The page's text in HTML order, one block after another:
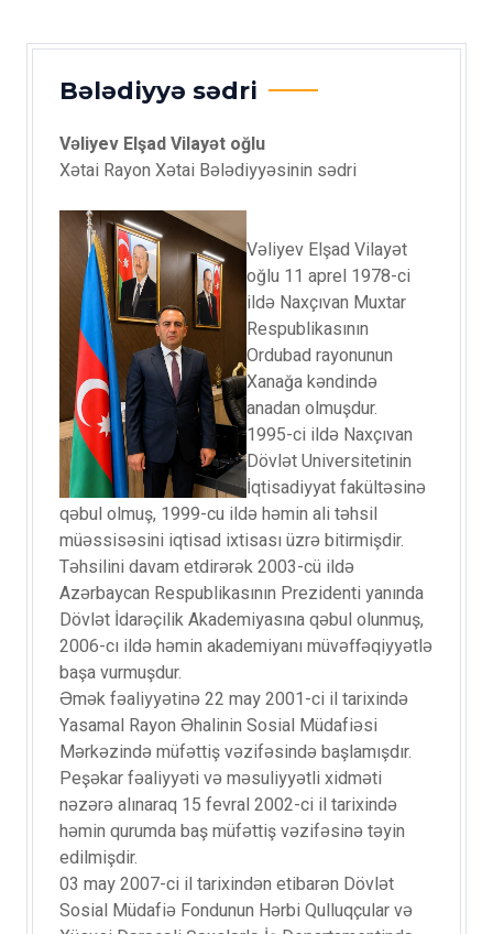
Bələdiyyə sədri
Vəliyev Elşad Vilayət oğlu
Xətai Rayon Xətai Bələdiyyəsinin sədri
Vəliyev Elşad Vilayət
oğlu 11 aprel 1978-ci
ildə Naxçıvan Muxtar
Respublikasının
Ordubad rayonunun
Xanağa kəndində
anadan olmuşdur.
1995-ci ildə Naxçıvan
Dövlət Universitetinin
İqtisadiyyat fakültəsinə
qəbul olmuş, 1999-cu ildə həmin ali təhsil
müəssisəsini iqtisad ixtisası üzrə bitirmişdir.
Təhsilini davam etdirərək 2003-cü ildə
Azərbaycan Respublikasının Prezidenti yanında
Dövlət İdarəçilik Akademiyasına qəbul olunmuş,
2006-cı ildə həmin akademiyanı müvəffəqiyyətlə
başa vurmuşdur.
Əmək fəaliyyətinə 22 may 2001-ci il tarixində
Yasamal Rayon Əhalinin Sosial Müdafiəsi
Mərkəzində müfəttiş vəzifəsində başlamışdır.
Peşəkar fəaliyyəti və məsuliyyətli xidməti
nəzərə alınaraq 15 fevral 2002-ci il tarixində
həmin qurumda baş müfəttiş vəzifəsinə təyin
edilmişdir.
03 may 2007-ci il tarixindən etibarən Dövlət
Sosial Müdafiə Fondunun Hərbi Qulluqçular və